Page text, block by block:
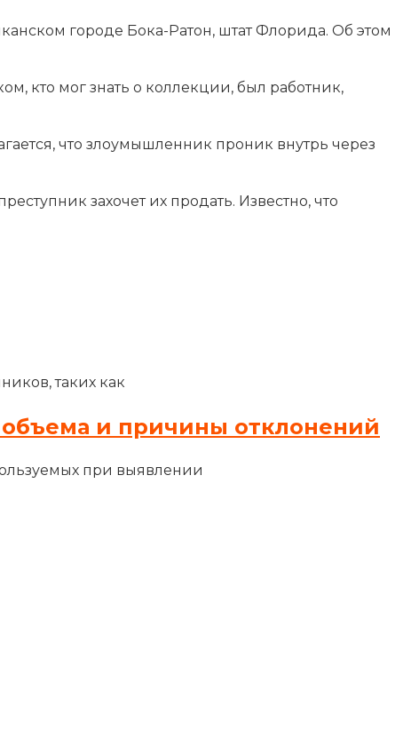
городе Бока-Ратон, штат Флорида. Об этом
кто мог знать о коллекции, был работник,
что злоумышленник проник внутрь через
захочет их продать. Известно, что
таких как
и причины отклонений
при выявлении